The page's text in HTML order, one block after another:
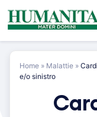
Skip
to
Home » Malattie »
e/o sinistro